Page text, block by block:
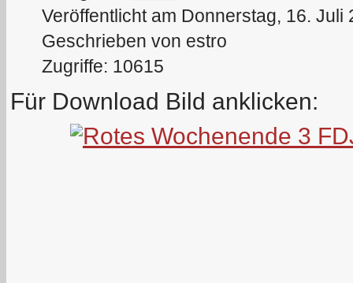
Veröffentlicht am Donnerstag, 16. Juli
Geschrieben von estro
Zugriffe: 10615
Für Download Bild anklicken: